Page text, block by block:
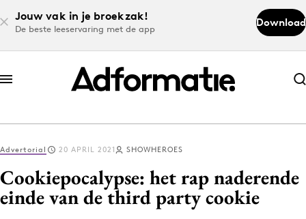
Jouw vak in je broekzak!
De beste leeservaring met de app
Download
Abonneer nu
Abonneer nu
Log in
Download de app
Advertorial 20 APRIL 2021 SHOWHEROES
Cookiepocalypse: het rap naderende
einde van de third party cookie